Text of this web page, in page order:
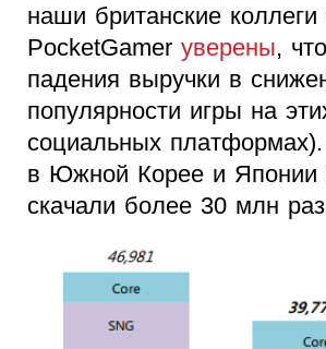
наши британские коллеги
PocketGamer уверены,
падения выручки в
популярности игры на
социальных платформах).
в Южной Корее и Японии
скачали более 30 млн